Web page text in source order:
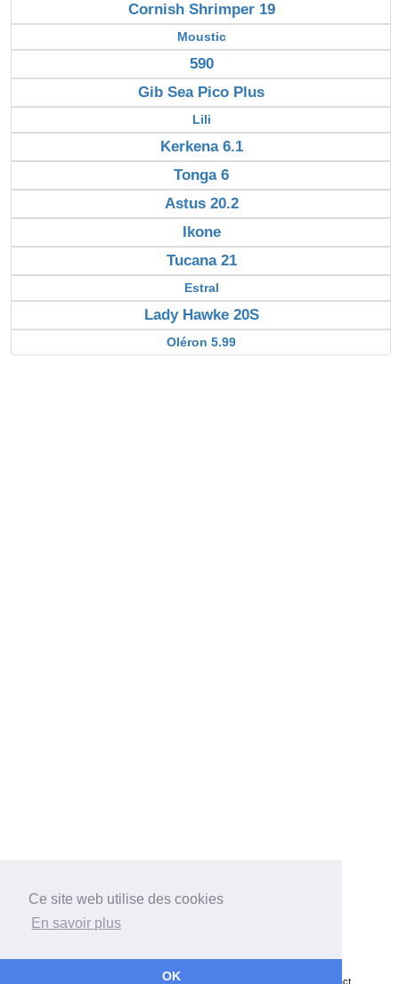
Ce site web utilise des cookies
En savoir plus
OK
Cornish Shrimper 19
Moustic
590
Gib Sea Pico Plus
Lili
Kerkena 6.1
Tonga 6
Astus 20.2
Ikone
Tucana 21
Estral
Lady Hawke 20S
Oléron 5.99
Données personnelles Contact